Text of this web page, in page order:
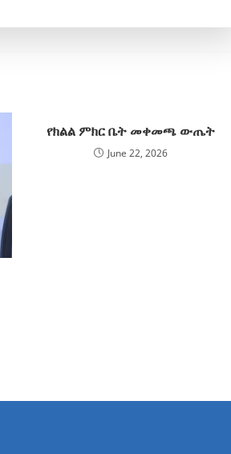
የክልል ምክር ቤት መቀመጫ ውጤት
June 22, 2026